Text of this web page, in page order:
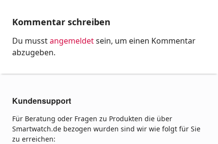
Kommentar schreiben
Du musstangemeldetsein, um einen Kommentar
abzugeben.
Kundensupport
Für Beratung oder Fragen zu Produkten die über
Smartwatch.de bezogen wurden sind wir wie folgt für Sie
zu erreichen: